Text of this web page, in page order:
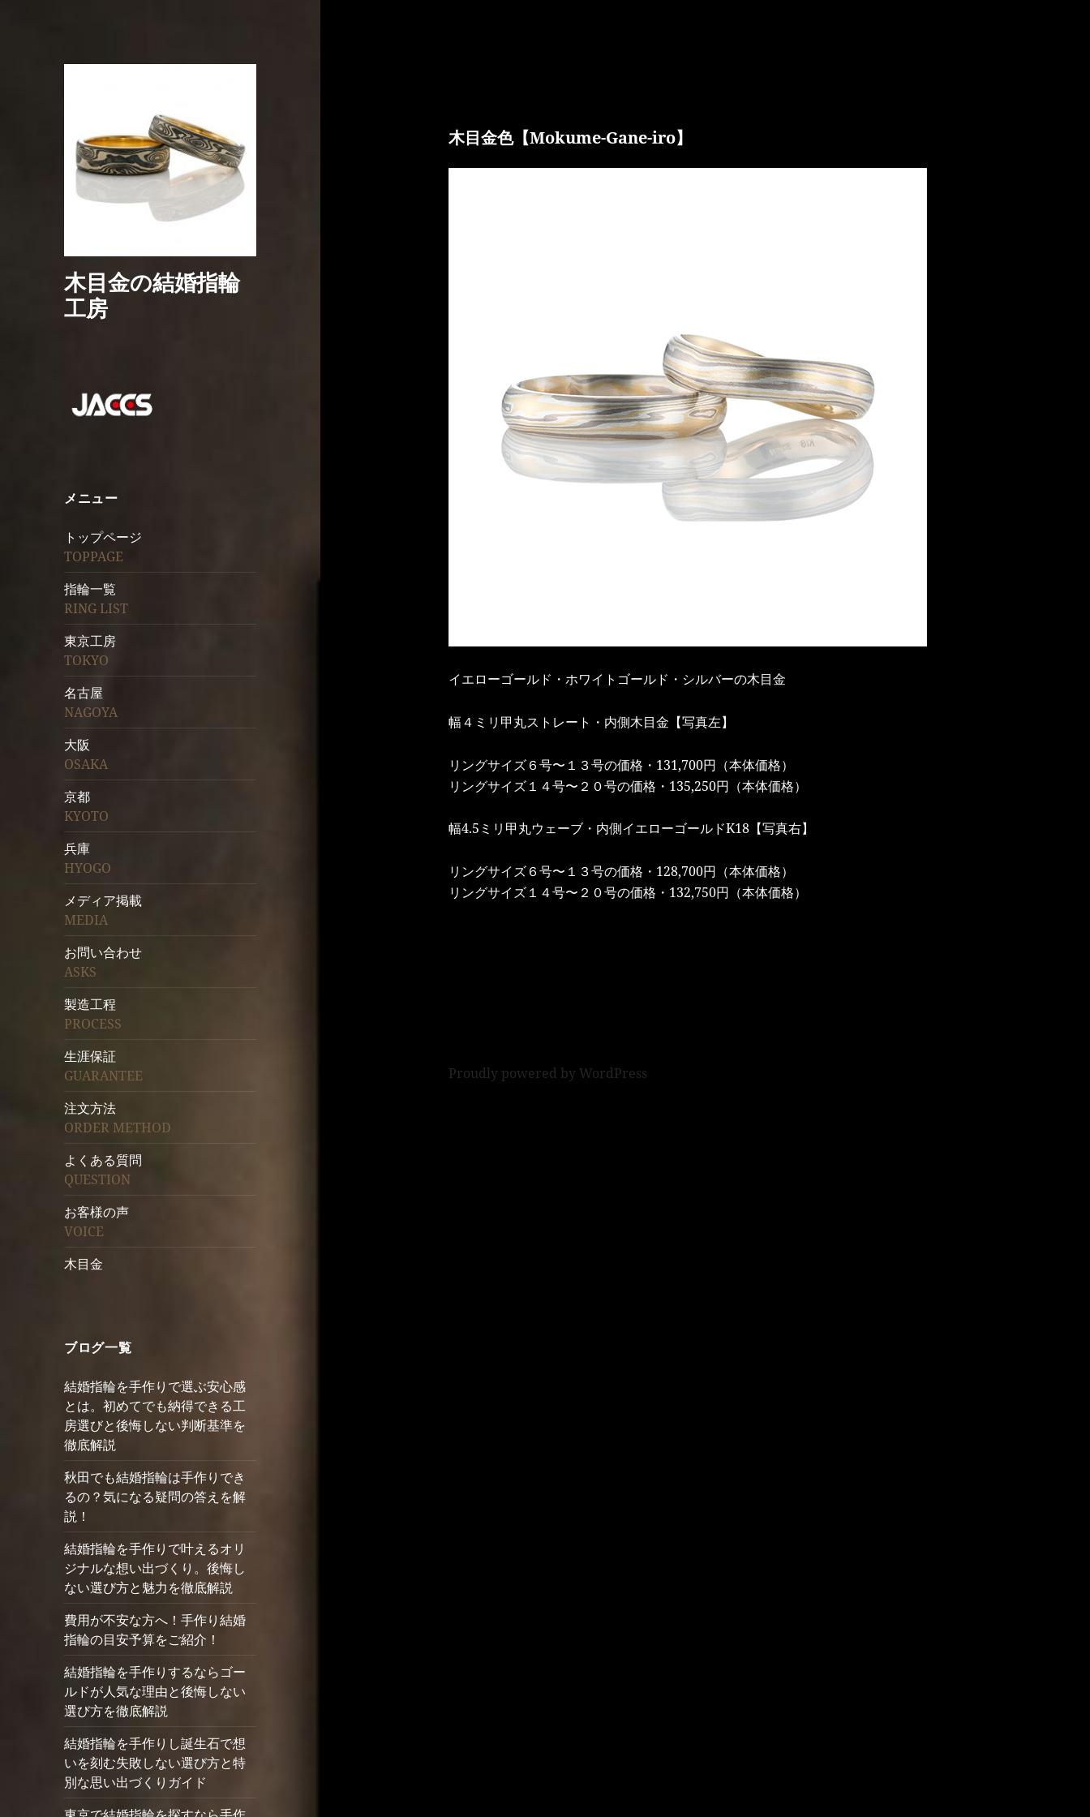
木目金の結婚指輪
工房
メニュー
トップページ
TOPPAGE
指輪一覧
RING LIST
東京工房
TOKYO
名古屋
NAGOYA
大阪
OSAKA
京都
KYOTO
兵庫
HYOGO
メディア掲載
MEDIA
お問い合わせ
ASKS
製造工程
PROCESS
生涯保証
GUARANTEE
注文方法
ORDER METHOD
よくある質問
QUESTION
お客様の声
VOICE
木目金
ブログ一覧
結婚指輪を手作りで選ぶ安心感
とは。初めてでも納得できる工
房選びと後悔しない判断基準を
徹底解説
秋田でも結婚指輪は手作りでき
るの？気になる疑問の答えを解
説！
結婚指輪を手作りで叶えるオリ
ジナルな想い出づくり。後悔し
ない選び方と魅力を徹底解説
費用が不安な方へ！手作り結婚
指輪の目安予算をご紹介！
結婚指輪を手作りするならゴー
ルドが人気な理由と後悔しない
選び方を徹底解説
結婚指輪を手作りし誕生石で想
いを刻む失敗しない選び方と特
別な思い出づくりガイド
木目金色【Mokume-Gane-iro】
イエローゴールド・ホワイトゴールド・シルバーの木目金
幅４ミリ甲丸ストレート・内側木目金【写真左】
リングサイズ６号〜１３号の価格・131,700円（本体価格）
リングサイズ１４号〜２０号の価格・135,250円（本体価格）
幅4.5ミリ甲丸ウェーブ・内側イエローゴールドK18【写真右】
リングサイズ６号〜１３号の価格・128,700円（本体価格）
リングサイズ１４号〜２０号の価格・132,750円（本体価格）
Proudly powered by WordPress